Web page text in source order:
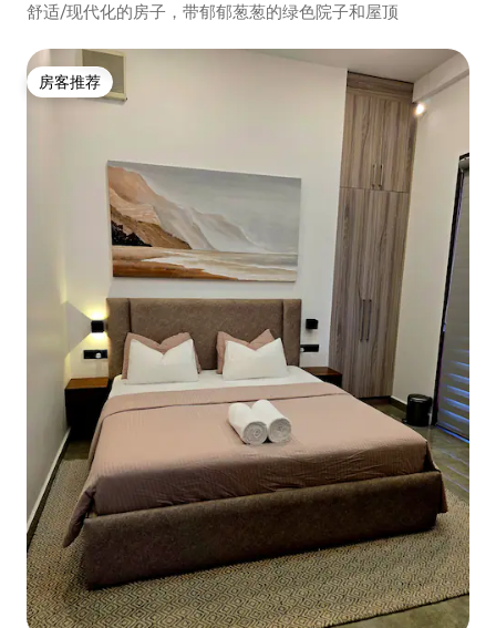
舒适/现代化的房子，带郁郁葱葱的绿色院子和屋顶
房客推荐
房客推荐